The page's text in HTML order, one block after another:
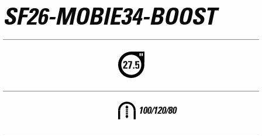
SF26-MOBIE34-BOOST
100/120/80